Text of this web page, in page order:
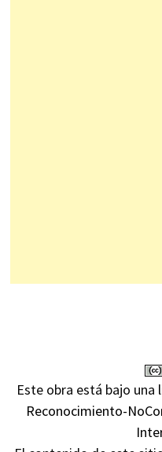
Este obra está bajo una
Reconocimiento-